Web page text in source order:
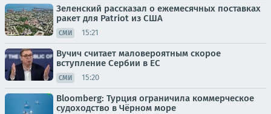
Зеленский рассказал о ежемесячных поставках
ракет для Patriot из США
СМИ 15:21
Вучич считает маловероятным скорое
вступление Сербии в ЕС
СМИ 15:20
Bloomberg: Турция ограничила коммерческое
судоходство в Чёрном море